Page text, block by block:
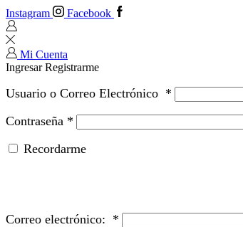
Instagram Facebook
Mi Cuenta
IngresarRegistrarme
Usuario o Correo Electrónico *
Contraseña *
Recordarme
Correo electrónico: *